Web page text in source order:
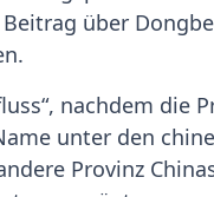
über
nachdem
unter den
Provinz